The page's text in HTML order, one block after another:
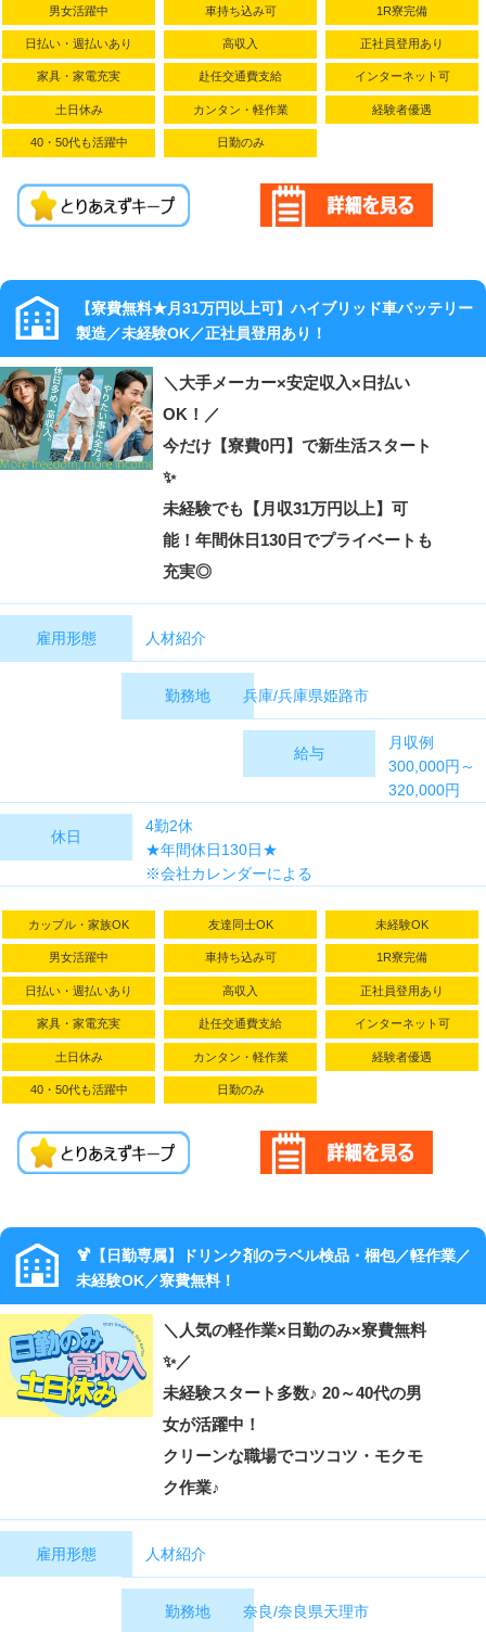
訳】：1,400
円×160.00H
＋ 残業 1,750
円×30.00H ＋
通勤手当
20,000円
男女活躍中 車持ち込み可 1R寮完備
日払い・週払いあり 高収入 正社員登用あり
家具・家電充実 赴任交通費支給 インターネット可
土日休み カンタン・軽作業 経験者優遇
40・50代も活躍中 日勤のみ
【寮費無料★月31万円以上可】ハイブリッド車バッテリー
製造／未経験OK／正社員登用あり！
＼大手メーカー×安定収入×日払い
OK！／
今だけ【寮費0円】で新生活スタート
✨
未経験でも【月収31万円以上】可
能！年間休日130日でプライベートも
充実◎
雇用形態 人材紹介
勤務地 兵庫/兵庫県姫路市
給与
月収例
300,000円～
320,000円
り(2週間)時給
変動なし
休日
4勤2休
★年間休日130日★
※会社カレンダーによる
ゴールデンウィーク、夏季休暇、冬季休暇
カップル・家族OK 友達同士OK 未経験OK
男女活躍中 車持ち込み可 1R寮完備
日払い・週払いあり 高収入 正社員登用あり
家具・家電充実 赴任交通費支給 インターネット可
土日休み カンタン・軽作業 経験者優遇
40・50代も活躍中 日勤のみ
🍹【日勤専属】ドリンク剤のラベル検品・梱包／軽作業／
未経験OK／寮費無料！
＼人気の軽作業×日勤のみ×寮費無料
✨／
未経験スタート多数♪ 20～40代の男
女が活躍中！
クリーンな職場でコツコツ・モクモ
ク作業♪
雇用形態 人材紹介
勤務地 奈良/奈良県天理市